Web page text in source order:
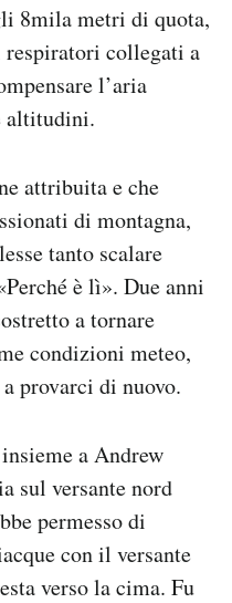
8mila metri di quota,
respiratori collegati a
l’aria
altitudini.
attribuita e che
di montagna,
tanto scalare
è lì». Due anni
a tornare
condizioni meteo,
provarci di nuovo.
a Andrew
sul versante nord
permesso di
con il versante
verso la cima. Fu